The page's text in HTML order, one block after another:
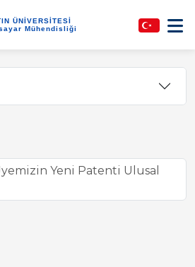
ÜNİVERSİTESİ
Mühendisliği
Yeni Patenti Ulusal